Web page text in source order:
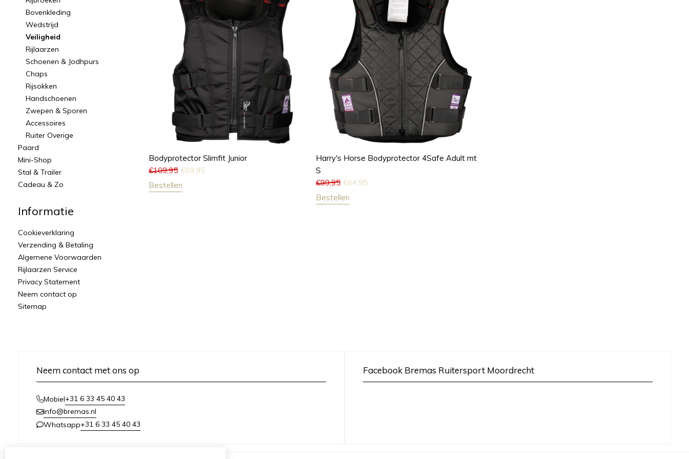
Bovenkleding
Wedstrijd
Veiligheid
Rijlaarzen
Schoenen & Jodhpurs
Chaps
Rijsokken
Handschoenen
Zwepen & Sporen
Accessoires
Ruiter Overige
Paard
Mini-Shop
Stal & Trailer
Cadeau & Zo
Informatie
Cookieverklaring
Verzending & Betaling
Algemene Voorwaarden
Rijlaarzen Service
Privacy Statement
Neem contact op
Sitemap
Bodyprotector Slimfit Junior
€109,95 €89,95
Bestellen
Harry's Horse Bodyprotector 4Safe Adult mt
S
€99,95 €64,95
Bestellen
Neem contact met ons op
Mobiel+31 6 33 45 40 43
info@bremas.nl
Whatsapp+31 6 33 45 40 43
Facebook Bremas Ruitersport Moordrecht